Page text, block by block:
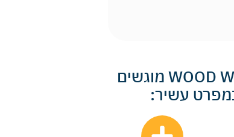
כל חדרי השינה והארונות של WOOD WORLD מוגשים
עשיר: